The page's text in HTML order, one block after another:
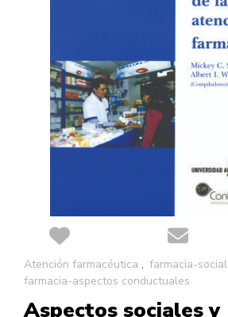
Saltar
Atención farmacéutica
farmacia-social
farmacia-aspectos conductuales
Aspectos sociales y